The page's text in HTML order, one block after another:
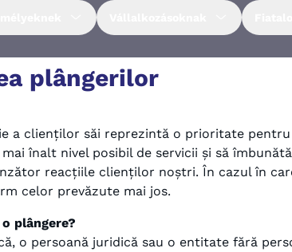
plângerilor
a clienților săi reprezintă o prioritate
înalt nivel posibil de servicii și să
reacțiile clienților noștri. În cazul în
celor prevăzute mai jos.
plângere?
o persoană juridică sau o entitate fără